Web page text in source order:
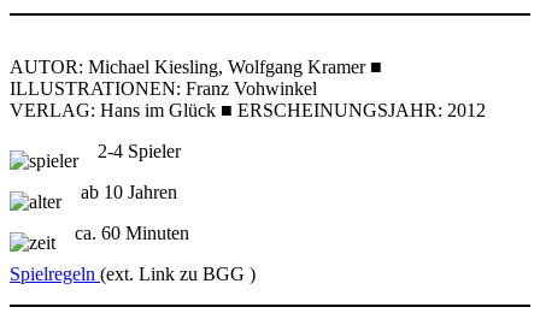
AUTOR: Michael Kiesling, Wolfgang Kramer ■
ILLUSTRATIONEN: Franz Vohwinkel
VERLAG: Hans im Glück ■ ERSCHEINUNGSJAHR: 2012
2-4 Spieler
ab 10 Jahren
ca. 60 Minuten
Spielregeln (ext. Link zu BGG )